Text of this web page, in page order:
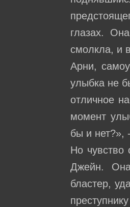
глазах.
смолкла, и
Арни,
улыбка не
отличное
момент
бы и нет?»,
Но чувство
Джейн.
бластер,